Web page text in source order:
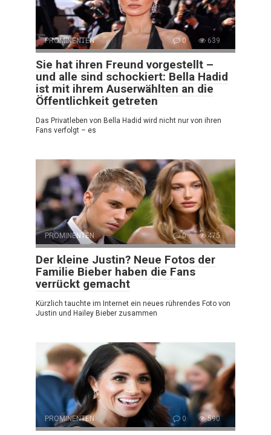
PROMINENTEN 0 639
Sie hat ihren Freund vorgestellt –
und alle sind schockiert: Bella Hadid
ist mit ihrem Auserwählten an die
Öffentlichkeit getreten
Das Privatleben von Bella Hadid wird nicht nur von ihren
Fans verfolgt – es
PROMINENTEN 0 475
Der kleine Justin? Neue Fotos der
Familie Bieber haben die Fans
verrückt gemacht
Kürzlich tauchte im Internet ein neues rührendes Foto von
Justin und Hailey Bieber zusammen
PROMINENTEN 0 590